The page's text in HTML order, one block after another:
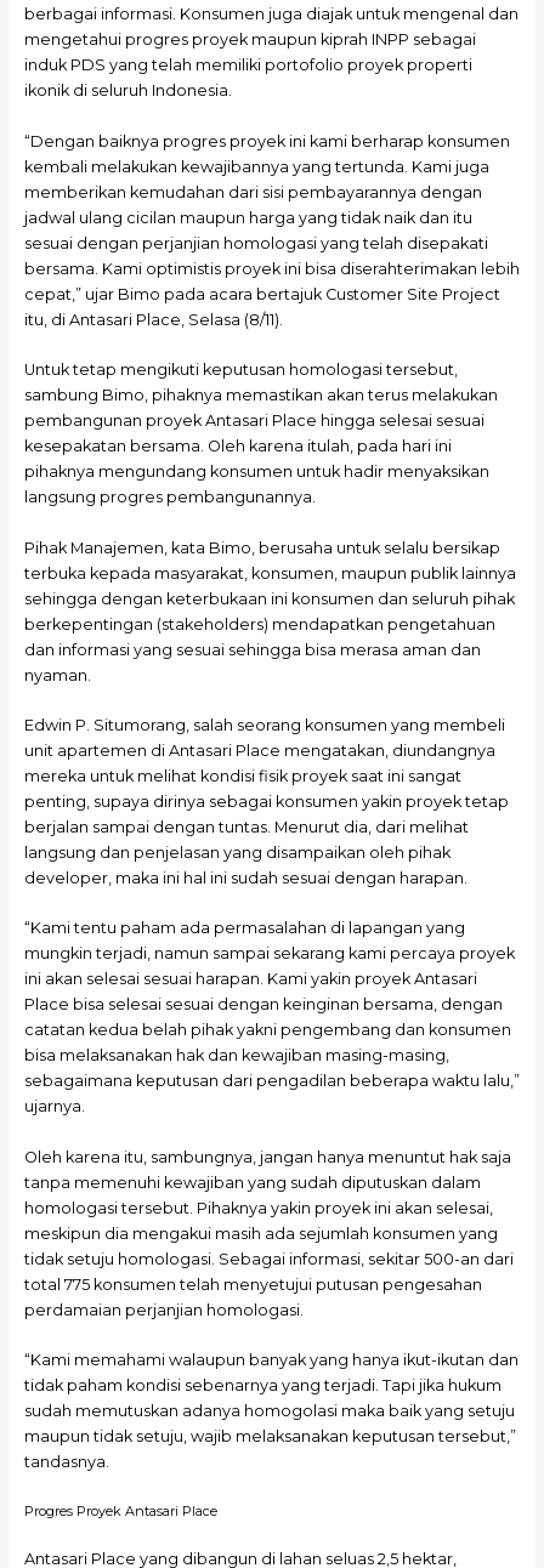
berbagai informasi. Konsumen juga diajak untuk mengenal dan
mengetahui progres proyek maupun kiprah INPP sebagai
induk PDS yang telah memiliki portofolio proyek properti
ikonik di seluruh Indonesia.
“Dengan baiknya progres proyek ini kami berharap konsumen
kembali melakukan kewajibannya yang tertunda. Kami juga
memberikan kemudahan dari sisi pembayarannya dengan
jadwal ulang cicilan maupun harga yang tidak naik dan itu
sesuai dengan perjanjian homologasi yang telah disepakati
bersama. Kami optimistis proyek ini bisa diserahterimakan lebih
cepat,” ujar Bimo pada acara bertajuk Customer Site Project
itu, di Antasari Place, Selasa (8/11).
Untuk tetap mengikuti keputusan homologasi tersebut,
sambung Bimo, pihaknya memastikan akan terus melakukan
pembangunan proyek Antasari Place hingga selesai sesuai
kesepakatan bersama. Oleh karena itulah, pada hari ini
pihaknya mengundang konsumen untuk hadir menyaksikan
langsung progres pembangunannya.
Pihak Manajemen, kata Bimo, berusaha untuk selalu bersikap
terbuka kepada masyarakat, konsumen, maupun publik lainnya
sehingga dengan keterbukaan ini konsumen dan seluruh pihak
berkepentingan (stakeholders) mendapatkan pengetahuan
dan informasi yang sesuai sehingga bisa merasa aman dan
nyaman.
Edwin P. Situmorang, salah seorang konsumen yang membeli
unit apartemen di Antasari Place mengatakan, diundangnya
mereka untuk melihat kondisi fisik proyek saat ini sangat
penting, supaya dirinya sebagai konsumen yakin proyek tetap
berjalan sampai dengan tuntas. Menurut dia, dari melihat
langsung dan penjelasan yang disampaikan oleh pihak
developer, maka ini hal ini sudah sesuai dengan harapan.
“Kami tentu paham ada permasalahan di lapangan yang
mungkin terjadi, namun sampai sekarang kami percaya proyek
ini akan selesai sesuai harapan. Kami yakin proyek Antasari
Place bisa selesai sesuai dengan keinginan bersama, dengan
catatan kedua belah pihak yakni pengembang dan konsumen
bisa melaksanakan hak dan kewajiban masing-masing,
sebagaimana keputusan dari pengadilan beberapa waktu lalu,”
ujarnya.
Oleh karena itu, sambungnya, jangan hanya menuntut hak saja
tanpa memenuhi kewajiban yang sudah diputuskan dalam
homologasi tersebut. Pihaknya yakin proyek ini akan selesai,
meskipun dia mengakui masih ada sejumlah konsumen yang
tidak setuju homologasi. Sebagai informasi, sekitar 500-an dari
total 775 konsumen telah menyetujui putusan pengesahan
perdamaian perjanjian homologasi.
“Kami memahami walaupun banyak yang hanya ikut-ikutan dan
tidak paham kondisi sebenarnya yang terjadi. Tapi jika hukum
sudah memutuskan adanya homogolasi maka baik yang setuju
maupun tidak setuju, wajib melaksanakan keputusan tersebut,”
tandasnya.
Progres Proyek Antasari Place
Antasari Place yang dibangun di lahan seluas 2,5 hektar,